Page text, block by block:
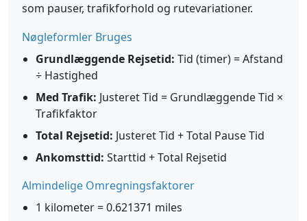
som pauser, trafikforhold og rutevariationer.
Nøgleformler Bruges
Grundlæggende Rejsetid: Tid (timer) = Afstand
÷ Hastighed
Med Trafik: Justeret Tid = Grundlæggende Tid ×
Trafikfaktor
Total Rejsetid: Justeret Tid + Total Pause Tid
Ankomsttid: Starttid + Total Rejsetid
Almindelige Omregningsfaktorer
1 kilometer = 0.621371 miles